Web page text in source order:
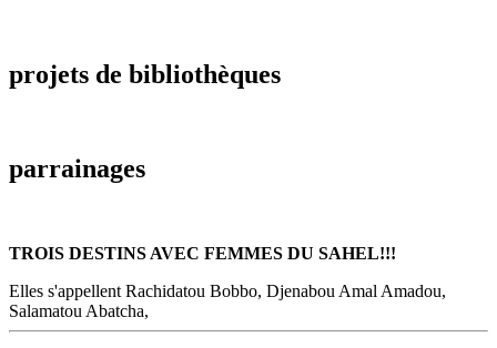
projets de bibliothèques
parrainages
TROIS DESTINS AVEC FEMMES DU SAHEL!!!
Elles s'appellent Rachidatou Bobbo, Djenabou Amal Amadou,
Salamatou Abatcha,